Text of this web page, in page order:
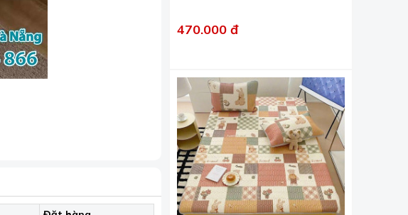
su tencel latex mềm
và thỏa mái, tiết kiệm
470.000 đ